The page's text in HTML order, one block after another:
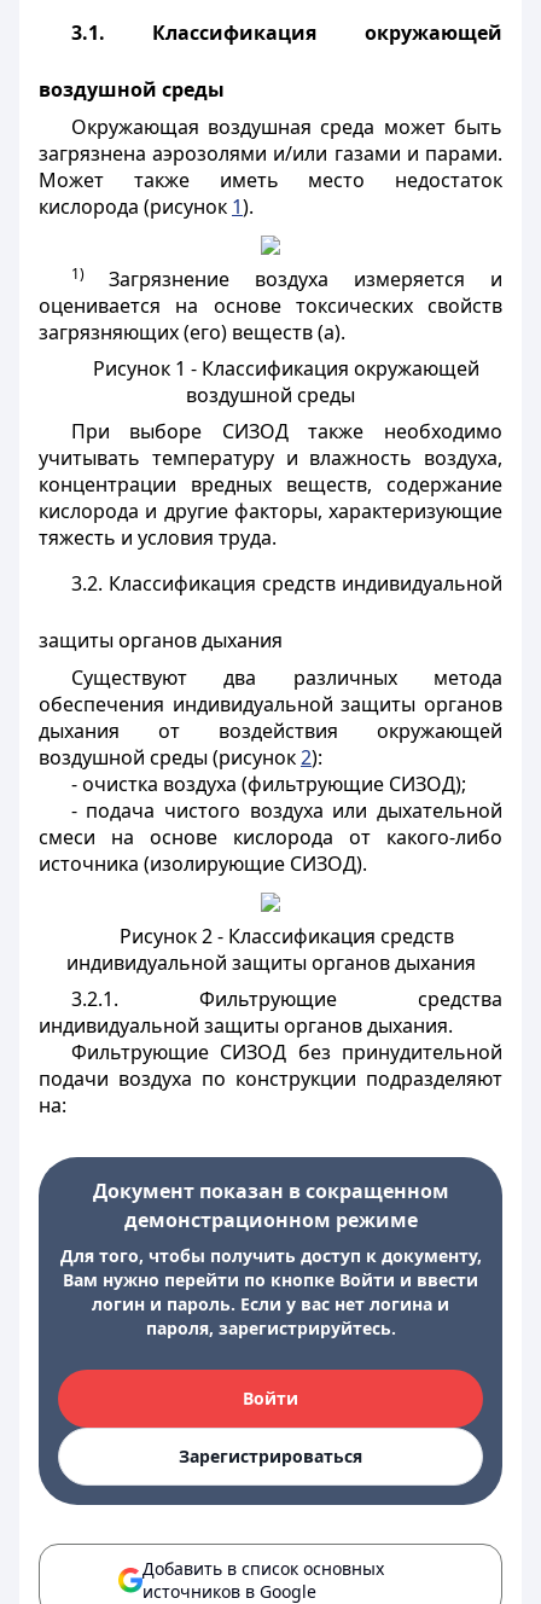
3.1. Классификация окружающей
воздушной среды
Окружающая воздушная среда может быть
загрязнена аэрозолями и/или газами и парами.
Может также иметь место недостаток
кислорода (рисунок 1).
1)Загрязнение воздуха измеряется и
оценивается на основе токсических свойств
загрязняющих (его) веществ (а).
Рисунок 1 - Классификация окружающей
воздушной среды
При выборе СИЗОД также необходимо
учитывать температуру и влажность воздуха,
концентрации вредных веществ, содержание
кислорода и другие факторы, характеризующие
тяжесть и условия труда.
3.2. Классификация средств индивидуальной
защиты органов дыхания
Существуют два различных метода
обеспечения индивидуальной защиты органов
дыхания от воздействия окружающей
воздушной среды (рисунок2):
- очистка воздуха (фильтрующие СИЗОД);
- подача чистого воздуха или дыхательной
смеси на основе кислорода от какого-либо
источника (изолирующие СИЗОД).
Рисунок 2 - Классификация средств
индивидуальной защиты органов дыхания
3.2.1. Фильтрующие средства
индивидуальной защиты органов дыхания.
Фильтрующие СИЗОД без принудительной
подачи воздуха по конструкции подразделяют
на:
Документ показан в сокращенном
демонстрационном режиме
Для того, чтобы получить доступ к документу,
Вам нужно перейти по кнопке Войти и ввести
логин и пароль. Если у вас нет логина и
пароля, зарегистрируйтесь.
Войти
Зарегистрироваться
Добавить в список основных
источников в Google